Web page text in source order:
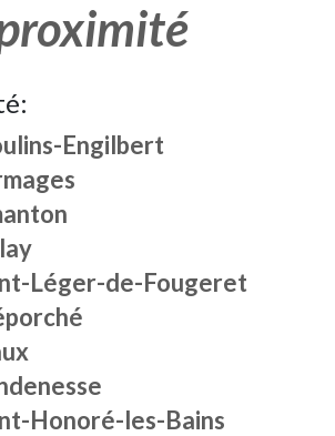
Engilbert
Léger-de-Fougeret
Honoré-les-Bains